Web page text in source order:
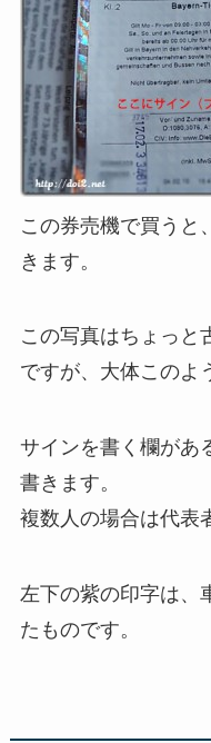
この券売機で買うと
きます。
この写真はちょっと
ですが、大体このよ
サインを書く欄があ
書きます。
複数人の場合は代表
左下の紫の印字は、
たものです。